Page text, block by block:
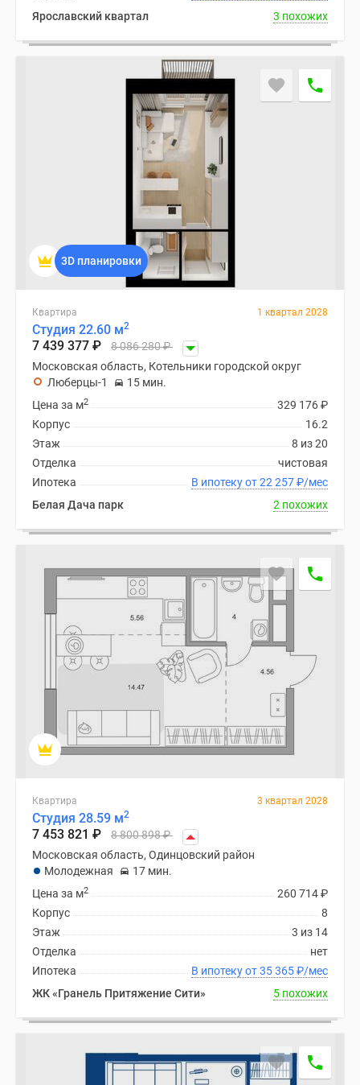
Ярославский квартал
3 похожих
3D планировки
Квартира 1 квартал 2028
Студия 22.60 м2
7 439 377 ₽ 8 086 280₽
Московская область, Котельники городской округ
Люберцы-1
15 мин.
329 176₽
Цена за м2
16.2
Корпус
8 из 20
Этаж
чистовая
Отделка
В ипотеку от 22 257₽/мес
Ипотека
Белая Дача парк
2 похожих
Квартира 3 квартал 2028
Студия 28.59 м2
7 453 821 ₽ 8 800 898₽
Московская область, Одинцовский район
Молодежная
17 мин.
260 714₽
Цена за м2
8
Корпус
3 из 14
Этаж
нет
Отделка
В ипотеку от 35 365₽/мес
Ипотека
ЖК «Гранель Притяжение Сити»
5 похожих